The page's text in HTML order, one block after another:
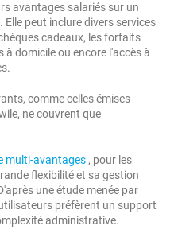
avantages salariés sur un
peut inclure divers services
cadeaux, les forfaits
à domicile ou encore l'accès à
comme celles émises
ne couvrent que
multi-avantages , pour les
flexibilité et sa gestion
une étude menée par
préfèrent un support
administrative.